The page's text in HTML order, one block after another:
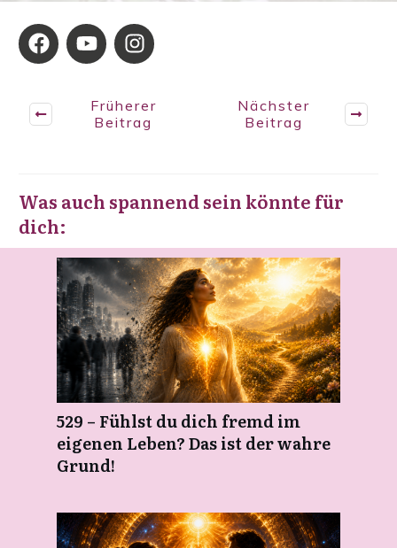
Früherer
Beitrag
Nächster
Beitrag
Was auch spannend sein könnte für
dich:
529 – Fühlst du dich fremd im
eigenen Leben? Das ist der wahre
Grund!